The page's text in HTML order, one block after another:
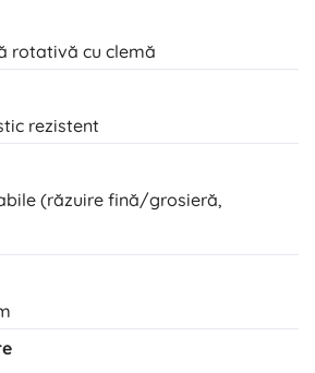
rotativă cu clemă
rezistent
(răzuire fină/grosieră,